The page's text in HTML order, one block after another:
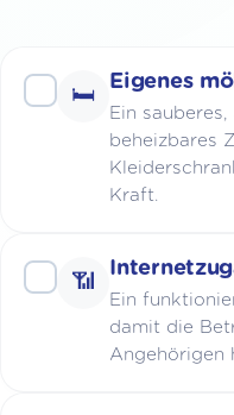
🛏️
Eigenes
Ein
beheizbares
Kraft.
📶
Ein
damit die
Angehörigen